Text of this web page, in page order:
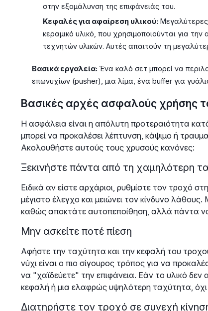
στην εξομάλυνση της επιφάνειάς του.
Κεφαλές για αφαίρεση υλικού: Μεγαλύτερες
κεραμικό υλικό, που χρησιμοποιούνται για
τεχνητών υλικών. Αυτές απαιτούν τη
Βασικά εργαλεία: Ένα καλό σετ μπορεί να
επωνυχίων (pusher), μια λίμα, ένα buffer για
Βασικές αρχές ασφαλούς χρήσης
Η ασφάλεια είναι η απόλυτη προτεραιότητα
μπορεί να προκαλέσει λέπτυνση, κάψιμο ή
Ακολουθήστε αυτούς τους χρυσούς κανόνες:
Ξεκινήστε πάντα από τη χαμηλότερη
Ειδικά αν είστε αρχάριοι, ρυθμίστε τον τροχό
μέγιστο έλεγχο και μειώνει τον κίνδυνο
καθώς αποκτάτε αυτοπεποίθηση, αλλά πάντα να
Μην ασκείτε ποτέ πίεση
Αφήστε την ταχύτητα και την κεφαλή του
νύχι είναι ο πιο σίγουρος τρόπος για να
να "χαϊδεύετε" την επιφάνεια. Εάν το υλικό δεν
κεφαλή ή μια ελαφρώς υψηλότερη ταχύτητα, όχι
Διατηρήστε τον τροχό σε συνεχή